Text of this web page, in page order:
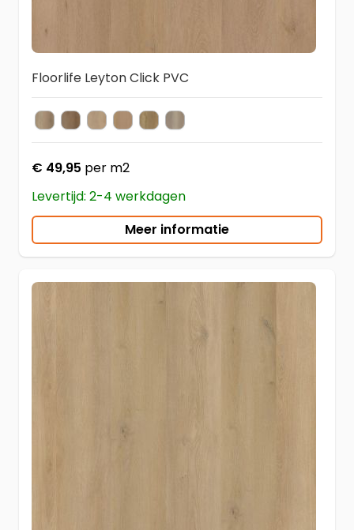
Floorlife Leyton Click PVC
KleurNatural Oak
SmokyBeige Warm Oak
Dark OakLight Oak
€ 49,95 per m2
Levertijd: 2-4 werkdagen
Meer informatie